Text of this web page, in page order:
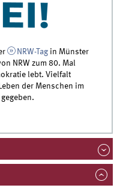
NRW-Tagin Münster
NRW zum 80. Mal
lebt. Vielfalt
der Menschen im